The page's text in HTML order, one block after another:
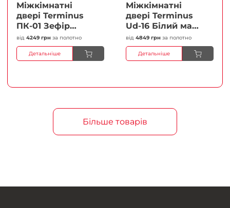
Міжкімнатні
двері Terminus
ПК-01 Зефір
Глухі Плівка
від 4249 грн за полотно
Детальніше
Міжкімнатні
двері Terminus
Ud-16 Білий мат
(Термінус) Сатин
білий Плівка
від 4849 грн за полотно
Детальніше
Більше товарів